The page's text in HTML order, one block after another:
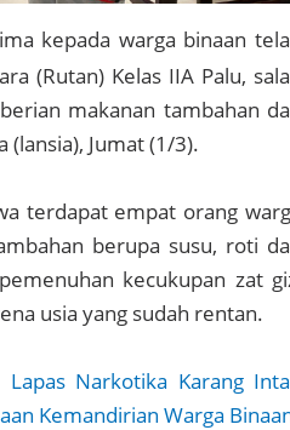
kepada warga binaan
(Rutan) Kelas IIA Palu,
makanan tambahan
Jumat (1/3).
terdapat empat orang
berupa susu, roti
kecukupan zat
usia yang sudah rentan.
Narkotika Karang
Kemandirian Warga